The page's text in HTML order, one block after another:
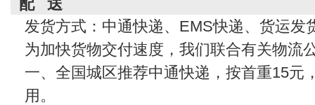
配 送
发货方式：中通快递、EMS快递、货运发
为加快货物交付速度，我们联合有关物流
一、全国城区推荐中通快递，按首重15元
用。